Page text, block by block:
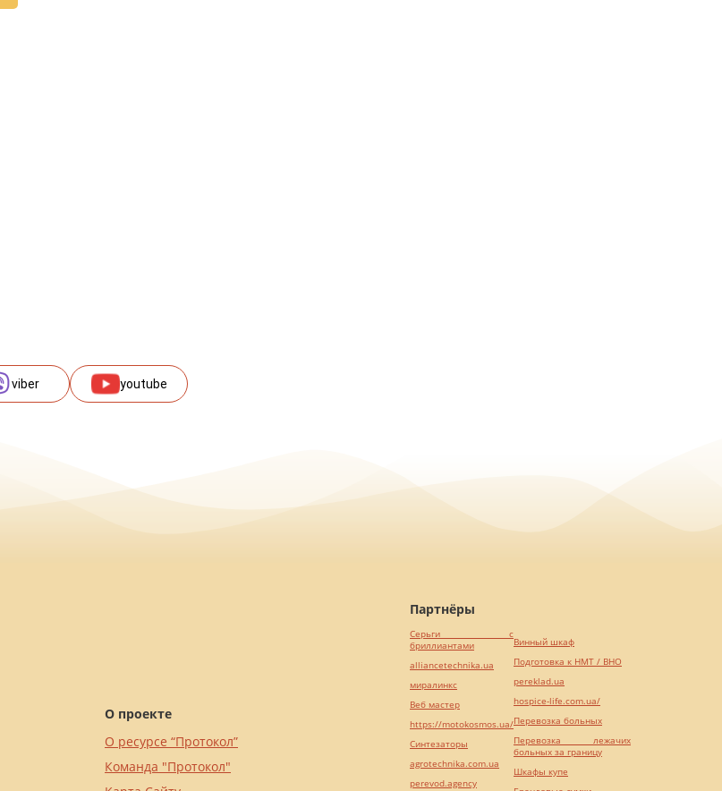
viber youtube
О проекте
О ресурсе “Протокол”
Команда "Протокол"
Партнёры
Серьги с
бриллиантами
alliancetechnika.ua
миралинкс
Веб мастер
https://motokosmos.ua/
Синтезаторы
agrotechnika.com.ua
perevod.agency
Винный шкаф
Подготовка к НМТ / ВНО
pereklad.ua
hospice-life.com.ua/
Перевозка больных
Перевозка лежачих
больных за границу
Шкафы купе